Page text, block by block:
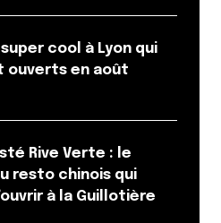
mais 7km
super cool à Lyon qui
ouverts en août
Rive Verte : le
resto chinois qui
à la Guillotière